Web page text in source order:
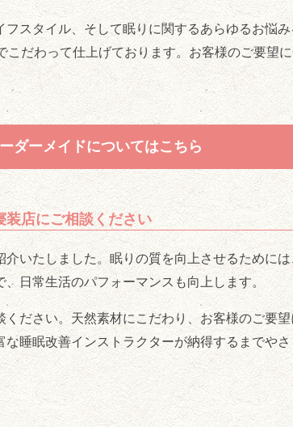
スタイル、そして眠りに関するあらゆるお悩
だわって仕上げております。お客様のご要望
ダーメイドについてはこちら
装店にご相談ください
いたしました。眠りの質を向上させるために
日常生活のパフォーマンスも向上します。
ださい。天然素材にこだわり、お客様のご要
睡眠改善インストラクターが納得するまでや